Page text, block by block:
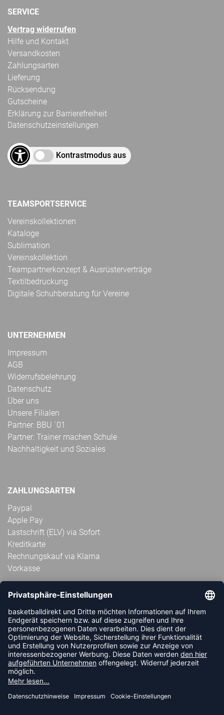
SERVICE
Vertrag widerrufen
Hilfe und Kontakt
Versandkosten
Zahlungsarten
Lieferung
Rücksendung
Gutscheine
Erklärung zur Barrierefreiheit
Datenschutzeinstellungen
Kontrastmodus aus
TEAMSPORTSERVICE
Vereinskollektionen
Kataloge
Sublimation
Vereinskollektion
Teampartnerkonzept & Ausrüsterverträge
Textilbedruckung
Digitale Schuhberatung für Vereine
UNTERNEHMEN
Impressum
AGB
Widerrufsbelehrung
Datenschutz
Über uns
Unsere Filialen
Partner: BBU ´01
Partner: Trainer machen Schule
Nachhaltigkeit und Soziales
ZAHLUNGSARTEN
Paypal
Apple Pay
Lastschrift (ELV) via Sofort
Kreditkarte
Rechnungskauf via Klarna
Vorkasse
ABONNIERE JETZT DEN KOSTENLOSEN
HANDBALLDIREKT-NEWSLETTER UND VERPASSE KEINE
NEUIGKEIT ODER AKTION MEHR.
JETZT ANMELDEN